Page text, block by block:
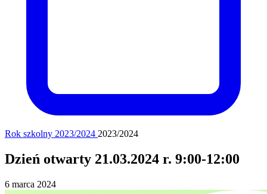
Rok szkolny 2023/2024 2023/2024
Dzień otwarty 21.03.2024 r. 9:00-12:00
6 marca 2024